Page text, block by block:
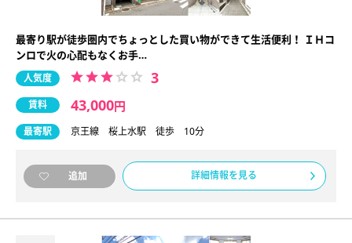
最寄り駅が徒歩圏内でちょっとした買い物ができて生活便利！ ＩＨコ
ンロで火の心配もなくお手…
人気度 3
賃料 43,000円
最寄駅 京王線 桜上水駅 徒歩 10分
追加 詳細情報を見る